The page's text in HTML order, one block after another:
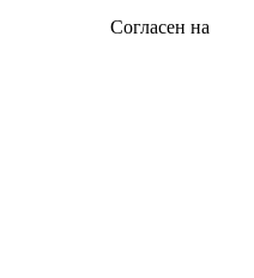
Согласен на